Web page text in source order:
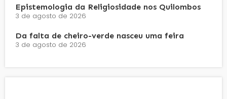
Epistemologia da Religiosidade nos Quilombos
3 de agosto de 2026
Da falta de cheiro-verde nasceu uma feira
3 de agosto de 2026